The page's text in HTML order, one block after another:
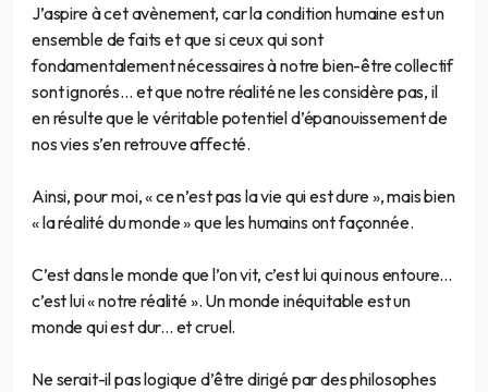
J’aspire à cet avènement, car la condition humaine est un
ensemble de faits et que si ceux qui sont
fondamentalement nécessaires à notre bien-être collectif
sont ignorés… et que notre réalité ne les considère pas, il
en résulte que le véritable potentiel d’épanouissement de
nos vies s’en retrouve affecté.
Ainsi, pour moi, « ce n’est pas la vie qui est dure », mais bien
« la réalité du monde » que les humains ont façonnée.
C’est dans le monde que l’on vit, c’est lui qui nous entoure…
c’est lui « notre réalité ». Un monde inéquitable est un
monde qui est dur... et cruel.
Ne serait-il pas logique d’être dirigé par des philosophes